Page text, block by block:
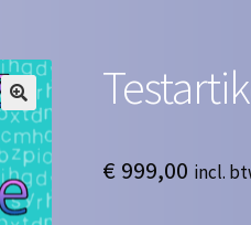
€ 999,00 incl.